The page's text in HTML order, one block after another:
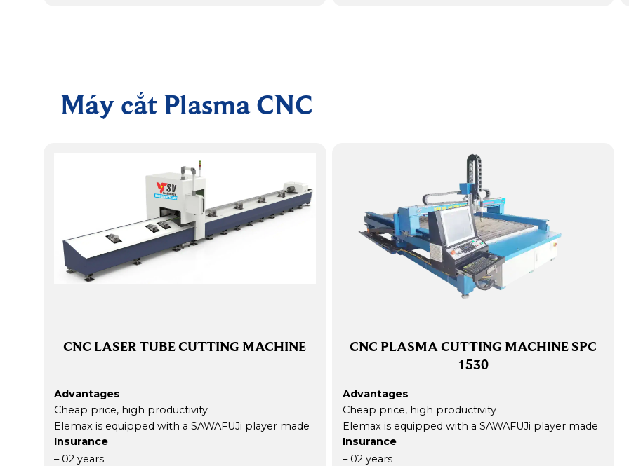
Máy cắt Plasma CNC
CNC LASER TUBE CUTTING MACHINE
Advantages
Cheap price, high productivity
Elemax is equipped with a SAWAFUJi player made
in Japan to ensure stable and quality electric
current.
Insurance
– 02 years
CNC PLASMA CUTTING MACHINE SPC
1530
Advantages
Cheap price, high productivity
Elemax is equipped with a SAWAFUJi player made
in Japan to ensure stable and quality electric
current.
Insurance
– 02 years